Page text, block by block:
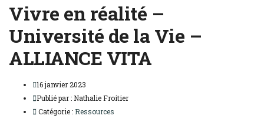
Vivre en réalité –
Université de la Vie –
ALLIANCE VITA
16 janvier 2023
Publié par : Nathalie Froitier
Catégorie :Ressources